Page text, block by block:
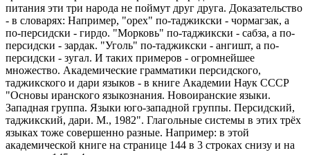
питания эти три народа не поймут друг друга. Доказательство
- в словарях: Например, "орех" по-таджикски - чормагзак, а
по-персидски - гирдо. "Морковь" по-таджикски - сабза, а по-
персидски - зардак. "Уголь" по-таджикски - ангишт, а по-
персидски - зугал. И таких примеров - огромнейшее
множество. Академические грамматики персидского,
таджикского и дари языков - в книге Академии Наук СССР
"Основы иранского языкознания. Новоиранские языки.
Западная группа. Языки юго-западной группы. Персидский,
таджикский, дари. М., 1982". Глагольные системы в этих трёх
языках тоже совершенно разные. Например: в этой
академической книге на странице 144 в 3 строках снизу и на